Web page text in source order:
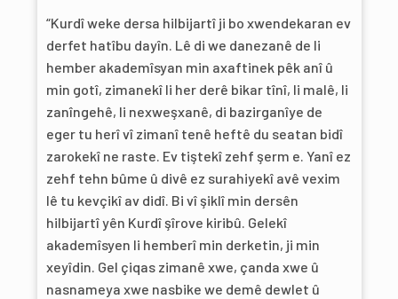
“Kurdî weke dersa hilbijartî ji bo xwendekaran ev
derfet hatîbu dayîn. Lê di we danezanê de li
hember akademîsyan min axaftinek pêk anî û
min gotî, zimanekî li her derê bikar tînî, li malê, li
zanîngehê, li nexweşxanê, di bazirganîye de
eger tu herî vî zimanî tenê heftê du seatan bidî
zarokekî ne raste. Ev tiştekî zehf şerm e. Yanî ez
zehf tehn bûme û divê ez surahiyekî avê vexim
lê tu kevçikî av didî. Bi vî şiklî min dersên
hilbijartî yên Kurdî şîrove kiribû. Gelekî
akademîsyen li hemberî min derketin, ji min
xeyîdin. Gel çiqas zimanê xwe, çanda xwe û
nasnameya xwe nasbike we demê dewlet û